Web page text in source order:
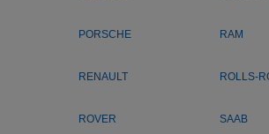
PORSCHE RAM
RENAULT ROLLS-
ROVER SAAB